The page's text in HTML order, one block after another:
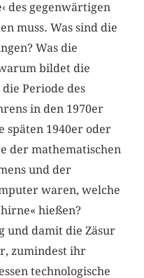
des gegenwärtigen
muss. Was sind die
Was die
bildet die
Periode des
in den 1970er
späten 1940er oder
der mathematischen
und der
waren, welche
hießen?
und damit die Zäsur
zumindest ihr
technologische